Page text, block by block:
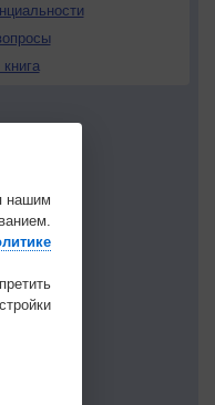
книга
нашим